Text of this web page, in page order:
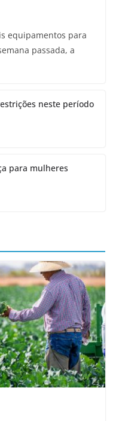
equipamentos para
passada, a
neste período
para mulheres